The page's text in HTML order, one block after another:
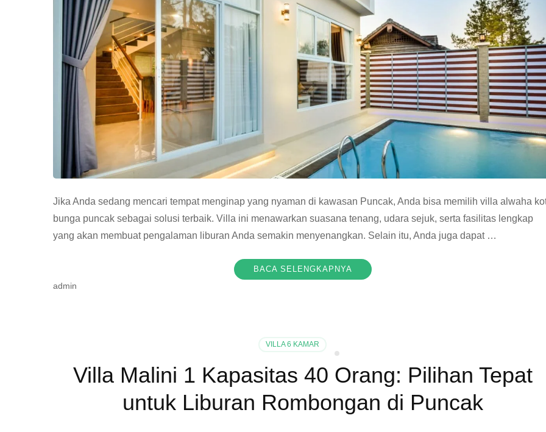
Jika Anda sedang mencari tempat menginap yang nyaman di kawasan Puncak, Anda bisa memilih villa alwaha
bunga puncak sebagai solusi terbaik. Villa ini menawarkan suasana tenang, udara sejuk, serta fasilitas lengkap
yang akan membuat pengalaman liburan Anda semakin menyenangkan. Selain itu, Anda juga dapat …
BACA SELENGKAPNYA
admin
VILLA 6 KAMAR
Villa Malini 1 Kapasitas 40 Orang: Pilihan Tepat
untuk Liburan Rombongan di Puncak